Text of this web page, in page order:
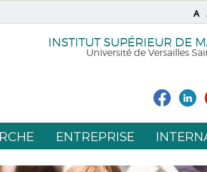
A
INSTITUT SUPÉRIEUR DE
Université de Versailles
ENTREPRISE